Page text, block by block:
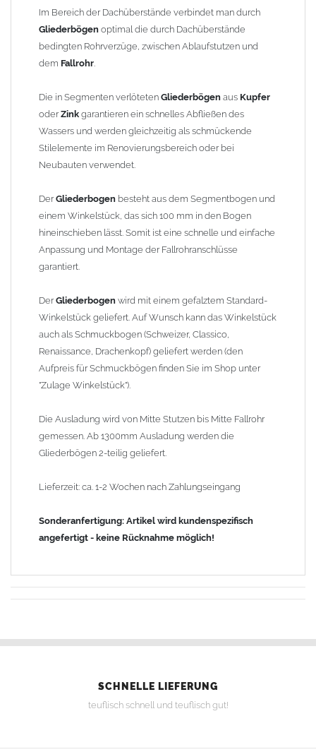
finden Sie im Shop unter "Zulage Winkelstück").
Die Ausladung wird von Mitte Stutzen bis Mitte Fallrohr
gemessen. Ab 1300mm Ausladung werden die Gliederbögen 2-
Lieferzeit: ca. 1-2 Wochen nach Zahlungseingang
Sonderanfertigung: Artikel wird kundenspezifisch angefertigt -
keine Rücknahme möglich!
Im Bereich der Dachüberstände verbindet man durch
Gliederbögen optimal die durch Dachüberstände
bedingten Rohrverzüge, zwischen Ablaufstutzen und
dem Fallrohr.
Die in Segmenten verlöteten Gliederbögen aus Kupfer
oderZink garantieren ein schnelles Abfließen des
Wassers und werden gleichzeitig als schmückende
Stilelemente im Renovierungsbereich oder bei
Neubauten verwendet.
DerGliederbogen besteht aus dem Segmentbogen und
einem Winkelstück, das sich 100 mm in den Bogen
hineinschieben lässt. Somit ist eine schnelle und einfache
Anpassung und Montage der Fallrohranschlüsse
garantiert.
DerGliederbogen wird mit einem gefalztem Standard-
Winkelstück geliefert. Auf Wunsch kann das Winkelstück
auch als Schmuckbogen (Schweizer, Classico,
Renaissance, Drachenkopf) geliefert werden (den
Aufpreis für Schmuckbögen finden Sie im Shop unter
"Zulage Winkelstück").
Die Ausladung wird von Mitte Stutzen bis Mitte Fallrohr
gemessen. Ab 1300mm Ausladung werden die
Gliederbögen 2-teilig geliefert.
Lieferzeit: ca. 1-2 Wochen nach Zahlungseingang
Sonderanfertigung: Artikel wird kundenspezifisch
angefertigt - keine Rücknahme möglich!
SCHNELLE LIEFERUNG
teuflisch schnell und teuflisch gut!